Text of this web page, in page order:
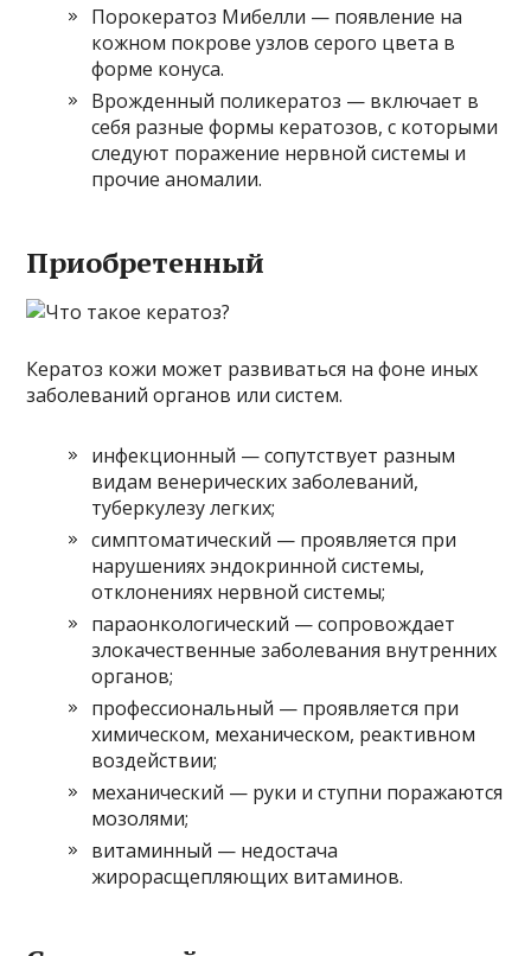
Порокератоз Мибелли — появление на
кожном покрове узлов серого цвета в
форме конуса.
Врожденный поликератоз — включает в
себя разные формы кератозов, с которыми
следуют поражение нервной системы и
прочие аномалии.
Приобретенный
Кератоз кожи может развиваться на фоне иных
заболеваний органов или систем.
инфекционный — сопутствует разным
видам венерических заболеваний,
туберкулезу легких;
симптоматический — проявляется при
нарушениях эндокринной системы,
отклонениях нервной системы;
параонкологический — сопровождает
злокачественные заболевания внутренних
органов;
профессиональный — проявляется при
химическом, механическом, реактивном
воздействии;
механический — руки и ступни поражаются
мозолями;
витаминный — недостача
жирорасщепляющих витаминов.